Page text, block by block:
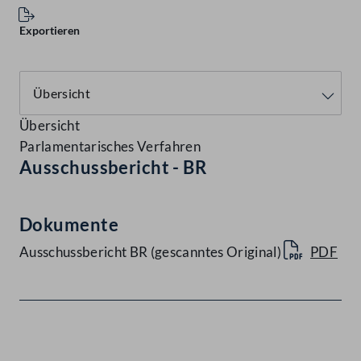
Exportieren
Übersicht
Parlamentarisches Verfahren
Ausschussbericht - BR
Dokumente
Ausschussbericht BR (gescanntes Original) PDF